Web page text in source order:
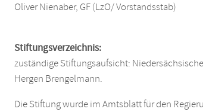
Oliver Nienaber, GF (LzO/ Vorstandsstab)
Stiftungsverzeichnis:
zuständige Stiftungsaufsicht:
Hergen Brengelmann.
Die Stiftung wurde im Amtsblatt für den